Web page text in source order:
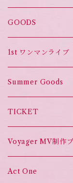
オススメ！
Set List CD
GOODS
1st ワンマンライブ
Summer Goods
TICKET
Voyager MV制作プ
Act One